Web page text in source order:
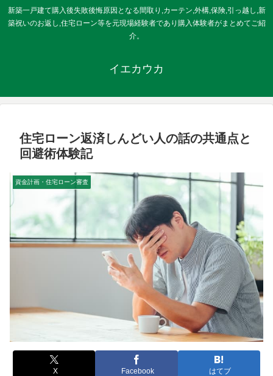
新築一戸建て購入後失敗後悔原因となる間取り,カーテン,外構,保険,引っ越し,新
築祝いのお返し,住宅ローン等を元現場経験者であり購入体験者がまとめてご紹
介。
イエカウカ
住宅ローン返済しんどい人の話の共通点と
回避術体験記
資金計画・住宅ローン審査
X Facebook はてブ